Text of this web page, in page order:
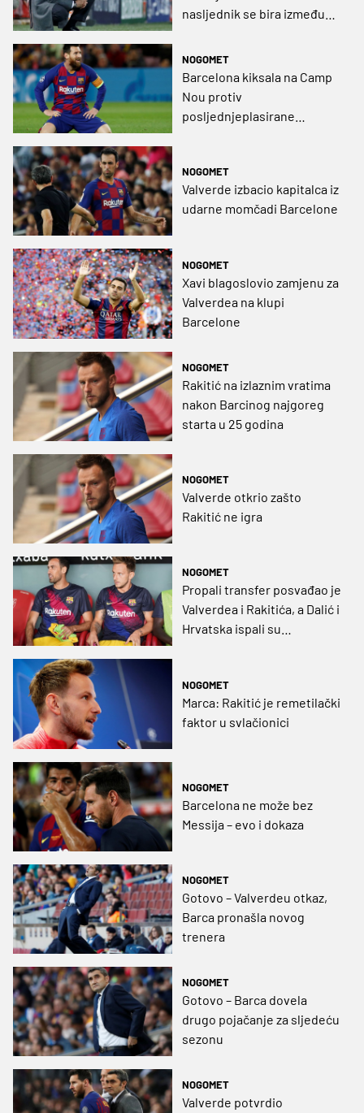
nasljednik se bira između
NOGOMET
Barcelona kiksala na Camp
Nou protiv
posljednjeplasirane
NOGOMET
Valverde izbacio kapitalca iz
udarne momčadi Barcelone
NOGOMET
Xavi blagoslovio zamjenu za
Valverdea na klupi
Barcelone
NOGOMET
Rakitić na izlaznim vratima
nakon Barcinog najgoreg
starta u 25 godina
NOGOMET
Valverde otkrio zašto
Rakitić ne igra
NOGOMET
Propali transfer posvađao je
Valverdea i Rakitića, a Dalić i
Hrvatska ispali su
NOGOMET
Marca: Rakitić je remetilački
faktor u svlačionici
NOGOMET
Barcelona ne može bez
Messija – evo i dokaza
NOGOMET
Gotovo – Valverdeu otkaz,
Barca pronašla novog
trenera
NOGOMET
Gotovo – Barca dovela
drugo pojačanje za sljedeću
sezonu
NOGOMET
Valverde potvrdio